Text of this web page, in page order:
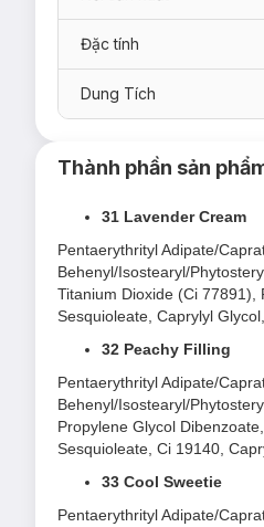
Son Bóng 3CE Glazy Lip
Tone trung tính:
34 Rose Glaze
Đặc tính
Dung Tích
Thành phần sản
31 Lavender Cream
Pentaerythrityl Adipate/
Behenyl/Isostearyl/
Titanium Dioxide (Ci 77891),
Sesquioleate, Caprylyl
32 Peachy Filling
Pentaerythrityl Adipate/
Behenyl/Isostearyl/
Propylene Glycol
Sesquioleate, Ci 19140,
33 Cool Sweetie
Pentaerythrityl Adipate/